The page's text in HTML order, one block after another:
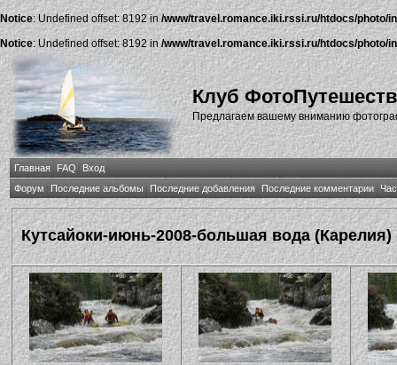
Notice: Undefined offset: 8192 in /www/travel.romance.iki.rssi.ru/htdocs/photo/
Notice: Undefined offset: 8192 in/www/travel.romance.iki.rssi.ru/htdocs/photo/
Клуб
Предлагаем вашему вниманию
Главная FAQ
Вход
Форум
Последние альбомы Последние добавления Последние комментарии
Кутсайоки-июнь-2008-большая вода (Карелия)